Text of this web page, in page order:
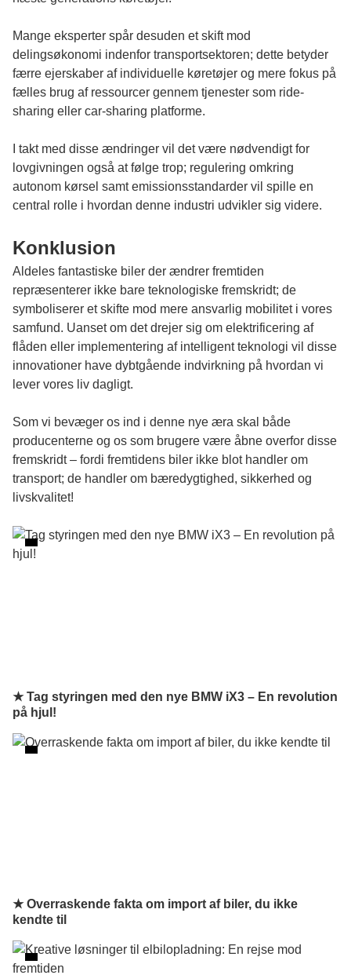
Mange eksperter spår desuden et skift mod
delingsøkonomi indenfor transportsektoren; dette betyder
færre ejerskaber af individuelle køretøjer og mere fokus på
fælles brug af ressourcer gennem tjenester som ride-
sharing eller car-sharing platforme.
I takt med disse ændringer vil det være nødvendigt for
lovgivningen også at følge trop; regulering omkring
autonom kørsel samt emissionsstandarder vil spille en
central rolle i hvordan denne industri udvikler sig videre.
Konklusion
Aldeles fantastiske biler der ændrer fremtiden
repræsenterer ikke bare teknologiske fremskridt; de
symboliserer et skifte mod mere ansvarlig mobilitet i vores
samfund. Uanset om det drejer sig om elektrificering af
flåden eller implementering af intelligent teknologi vil disse
innovationer have dybtgående indvirkning på hvordan vi
lever vores liv dagligt.
Som vi bevæger os ind i denne nye æra skal både
producenterne og os som brugere være åbne overfor disse
fremskridt – fordi fremtidens biler ikke blot handler om
transport; de handler om bæredygtighed, sikkerhed og
livskvalitet!
★ Tag styringen med den nye BMW iX3 – En revolution
på hjul!
★ Overraskende fakta om import af biler, du ikke
kendte til